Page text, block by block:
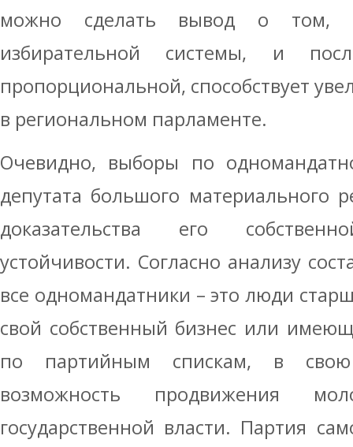
можно сделать вывод о том,
избирательной системы, и
пропорциональной, способствует
в региональном парламенте.
Очевидно, выборы по
депутата большого материального
доказательства его
устойчивости. Согласно анализу
все одномандатники – это люди
свой собственный бизнес или
по партийным спискам, в
возможность продвижения
государственной власти. Партия